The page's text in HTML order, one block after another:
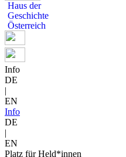
Haus der
Geschichte
Österreich
Info
DE
|
EN
Info
DE
|
EN
Platz für Held*innen